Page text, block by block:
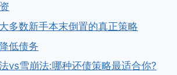
多数新手本末倒置的真正策略
低债务
vs雪崩法:哪种还债策略最适合你?